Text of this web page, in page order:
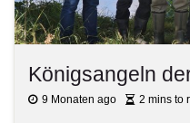
Königsangeln
9 Monaten ago 2 mins to